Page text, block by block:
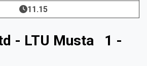
11.15
- LTU Musta
1 -